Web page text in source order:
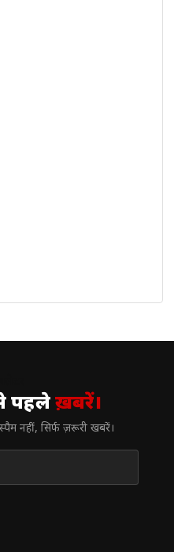
पहलेख़बरें।
नहीं, सिर्फ ज़रूरी खबरें।